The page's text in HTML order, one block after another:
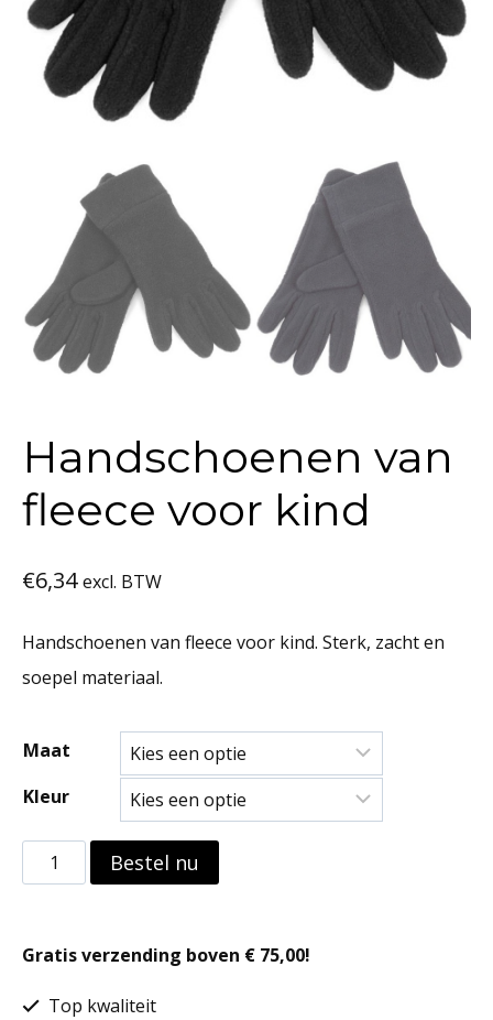
Handschoenen van
fleece voor kind
€6,34 excl. BTW
Handschoenen van fleece voor kind. Sterk, zacht en
soepel materiaal.
Maat
Kleur
Handschoenen
van
voor
kind
Bestel nu
Gratis verzending boven € 75,00!
Top kwaliteit